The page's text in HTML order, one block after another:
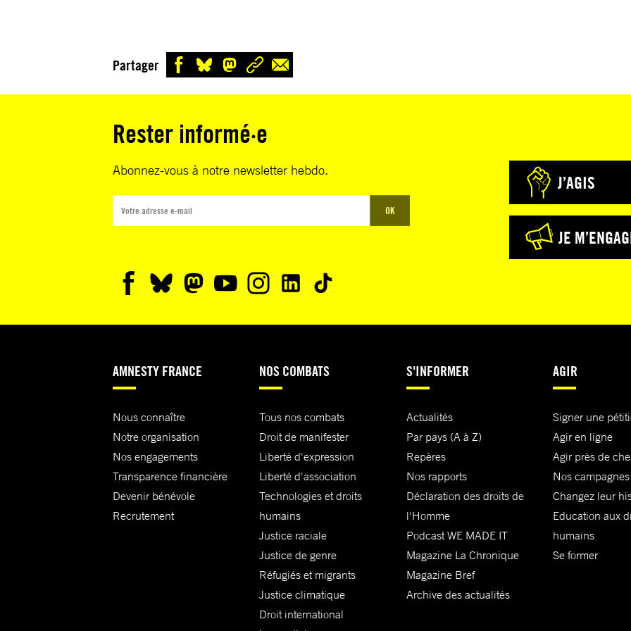
Partager
Rester informé·e
Abonnez-vous à notre newsletter hebdo.
OK
J’AGIS
JE
AMNESTY FRANCE
Nous connaître
Notre organisation
Nos engagements
Transparence financière
Devenir bénévole
Recrutement
NOS COMBATS
Tous nos combats
Droit de manifester
Liberté d'expression
Liberté d'association
Technologies et droits
humains
Justice raciale
Justice de genre
Réfugiés et migrants
Justice climatique
Droit international
S'INFORMER
Actualités
Par pays (A à Z)
Repères
Nos rapports
Déclaration des droits de
l'Homme
Podcast WE MADE IT
Magazine La Chronique
Magazine Bref
Archive des actualités
AGIR
Signer une
Agir en ligne
Agir près de
Nos campagnes
Changez leur
Education aux
humains
Se former